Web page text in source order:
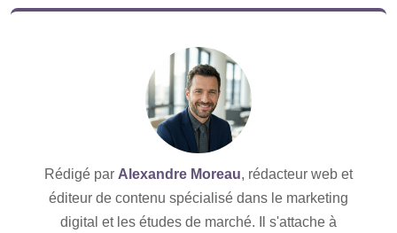
Rédigé par Alexandre Moreau, rédacteur web et
éditeur de contenu spécialisé dans le marketing
digital et les études de marché. Il s'attache à